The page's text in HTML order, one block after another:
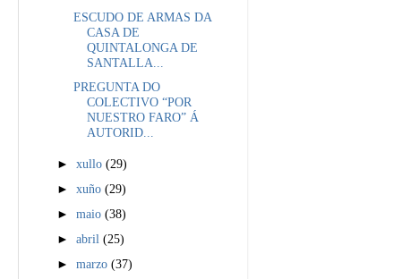
ESCUDO DE ARMAS DA
CASA DE
QUINTALONGA DE
SANTALLA...
PREGUNTA DO
COLECTIVO “POR
NUESTRO FARO” Á
AUTORID...
►xullo(29)
►xuño(29)
►maio(38)
►abril(25)
►marzo(37)